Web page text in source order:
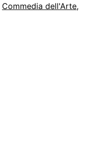
Commedia dell'Arte,